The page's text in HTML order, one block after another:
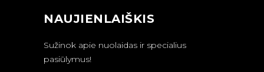
NAUJIENLAIŠKIS
Sužinok apie nuolaidas ir specialius
pasiūlymus!